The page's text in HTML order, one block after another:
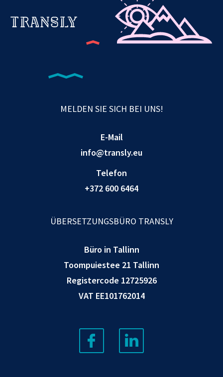
MELDEN SIE SICH BEI UNS!
E-Mail
info@transly.eu
Telefon
+372 600 6464
ÜBERSETZUNGSBÜRO TRANSLY
Büro in Tallinn
Toompuiestee 21 Tallinn
Registercode 12725926
VAT EE101762014